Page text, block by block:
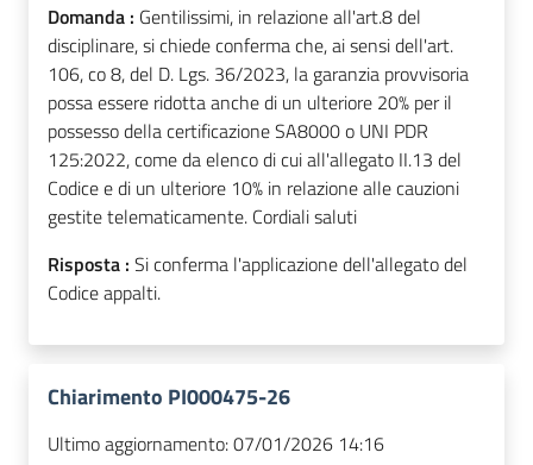
Domanda : Gentilissimi, in relazione all'art.8 del
disciplinare, si chiede conferma che, ai sensi dell'art.
106, co 8, del D. Lgs. 36/2023, la garanzia provvisoria
possa essere ridotta anche di un ulteriore 20% per il
possesso della certificazione SA8000 o UNI PDR
125:2022, come da elenco di cui all'allegato II.13 del
Codice e di un ulteriore 10% in relazione alle cauzioni
gestite telematicamente. Cordiali saluti
Risposta : Si conferma l'applicazione dell'allegato del
Codice appalti.
Chiarimento PI000475-26
Ultimo aggiornamento:07/01/2026 14:16